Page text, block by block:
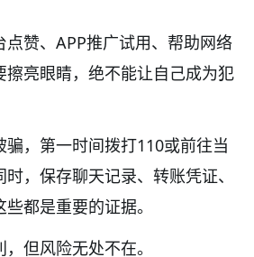
赞、APP推广试用、帮助网络
擦亮眼睛，绝不能让自己成为犯
骗，第一时间拨打110或前往当
，保存聊天记录、转账凭证、
都是重要的证据。
但风险无处不在。